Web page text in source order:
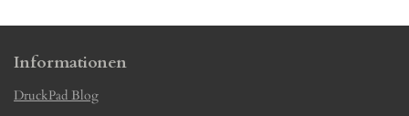
Informationen
DruckPad Blog